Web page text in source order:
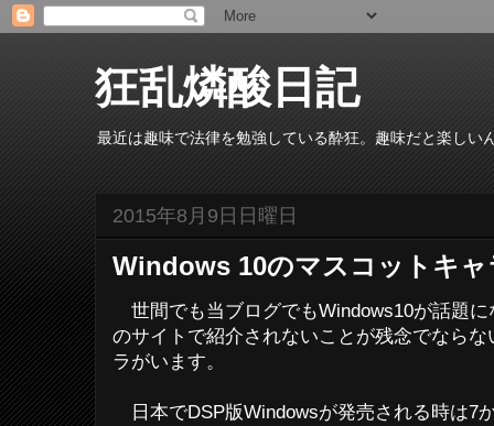
狂乱燐酸日記
最近は趣味で法律を勉強している酔狂。趣味だと楽しい
2015年8月9日日曜日
Windows 10のマスコットキ
世間でも当ブログでもWindows10が話題
のサイトで紹介されないことが残念でなら
ラがいます。
日本でDSP版Windowsが発売される時は7